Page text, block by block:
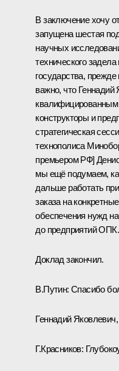
В заключение хочу
запущена шестая
научных
технического
государства,
важно, что Геннадий
квалифицированным
конструкторы и
стратегическая
технополиса
премьером РФ]
мы ещё подумаем,
дальше работать
заказа на
обеспечения нужд
до предприятий ОПК.
Доклад закончил.
В.Путин: Спасибо
Геннадий
Г.Красников: